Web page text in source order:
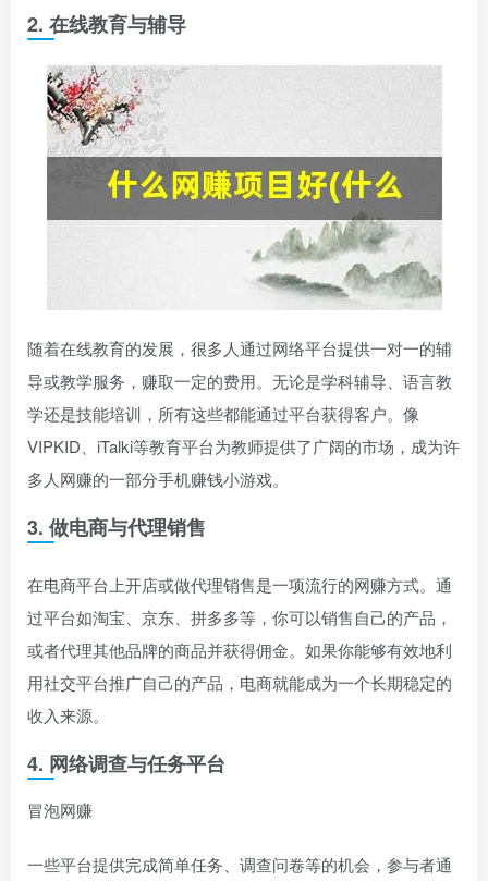
2. 在线教育与辅导
随着在线教育的发展，很多人通过网络平台提供一对一的辅
导或教学服务，赚取一定的费用。无论是学科辅导、语言教
学还是技能培训，所有这些都能通过平台获得客户。像
VIPKID、iTalki等教育平台为教师提供了广阔的市场，成为许
多人网赚的一部分手机赚钱小游戏。
3. 做电商与代理销售
在电商平台上开店或做代理销售是一项流行的网赚方式。通
过平台如淘宝、京东、拼多多等，你可以销售自己的产品，
或者代理其他品牌的商品并获得佣金。如果你能够有效地利
用社交平台推广自己的产品，电商就能成为一个长期稳定的
收入来源。
4. 网络调查与任务平台
冒泡网赚
一些平台提供完成简单任务、调查问卷等的机会，参与者通